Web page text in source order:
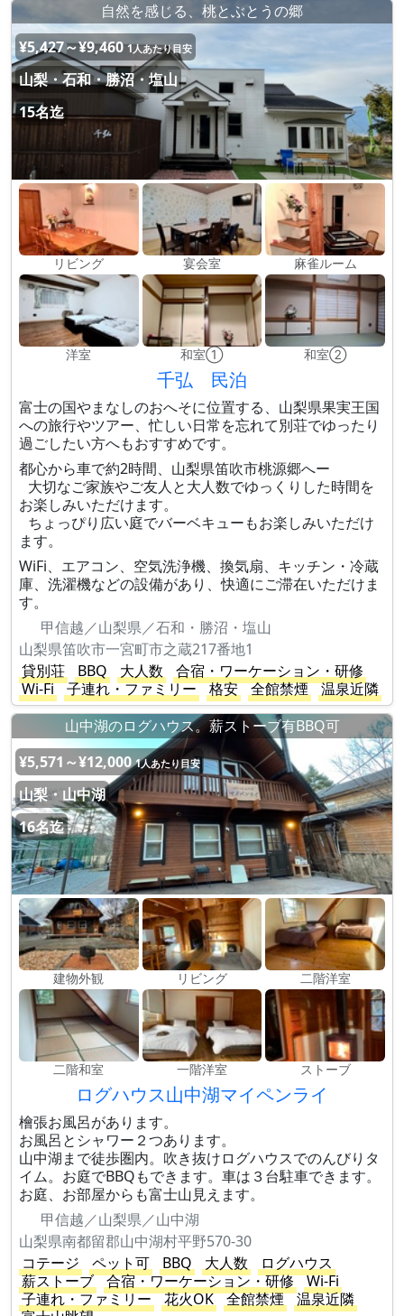
自然を感じる、桃とぶとうの郷
¥5,427～¥9,460 1人あたり目安
山梨・石和・勝沼・塩山
15名迄
リビング 宴会室 麻雀ルーム
洋室 和室① 和室②
千弘 民泊
富士の国やまなしのおへそに位置する、山梨県果実王国
への旅行やツアー、忙しい日常を忘れて別荘でゆったり
過ごしたい方へもおすすめです。
都心から車で約2時間、山梨県笛吹市桃源郷へー
大切なご家族やご友人と大人数でゆっくりした時間を
お楽しみいただけます。
ちょっぴり広い庭でバーベキューもお楽しみいただけ
ます。
WiFi、エアコン、空気洗浄機、換気扇、キッチン・冷蔵
庫、洗濯機などの設備があり、快適にご滞在いただけま
す。
甲信越／山梨県／石和・勝沼・塩山
山梨県笛吹市一宮町市之蔵217番地1
貸別荘
BBQ 大人数
合宿・ワーケーション・研修
Wi-Fi
子連れ・ファミリー 格安 全館禁煙
温泉近隣
山中湖のログハウス。薪ストーブ有BBQ可
¥5,571～¥12,000 1人あたり目安
山梨・山中湖
16名迄
建物外観 リビング 二階洋室
二階和室 一階洋室 ストーブ
ログハウス山中湖マイペンライ
檜張お風呂があります。
お風呂とシャワー２つあります。
山中湖まで徒歩圏内。吹き抜けログハウスでのんびりタ
イム。お庭でBBQもできます。車は３台駐車できます。
お庭、お部屋からも富士山見えます。
甲信越／山梨県／山中湖
山梨県南都留郡山中湖村平野570-30
コテージ
ペット可 BBQ 大人数
ログハウス
薪ストーブ
合宿・ワーケーション・研修
Wi-Fi
子連れ・ファミリー
花火OK 全館禁煙
温泉近隣